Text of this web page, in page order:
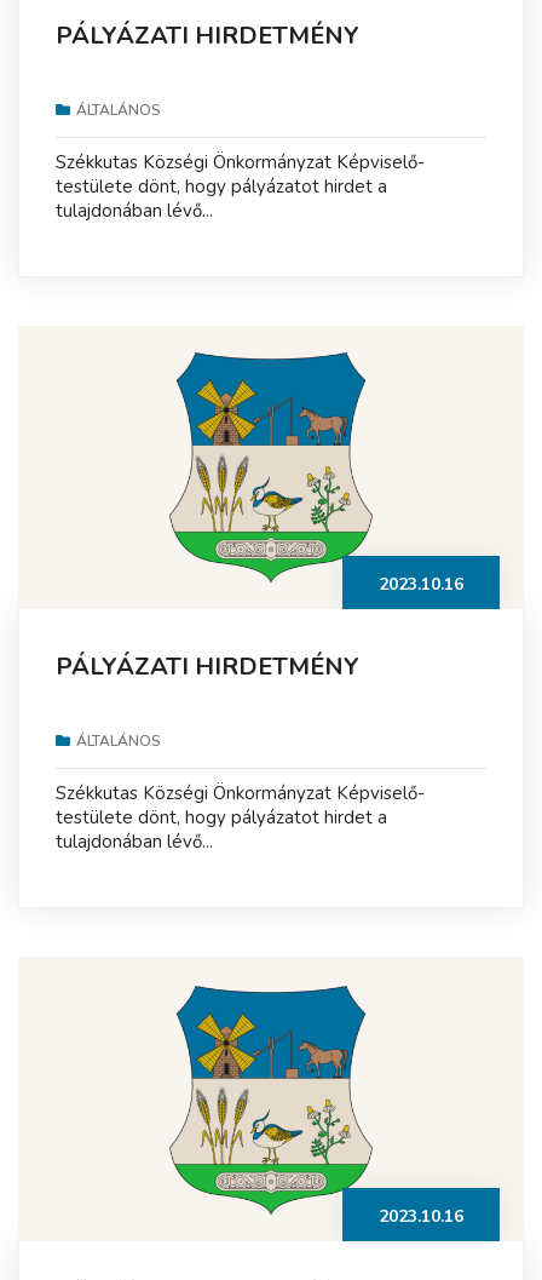
PÁLYÁZATI HIRDETMÉNY
ÁLTALÁNOS
Székkutas Községi Önkormányzat Képviselő-
testülete dönt, hogy pályázatot hirdet a
tulajdonában lévő...
2023.10.16
PÁLYÁZATI HIRDETMÉNY
ÁLTALÁNOS
Székkutas Községi Önkormányzat Képviselő-
testülete dönt, hogy pályázatot hirdet a
tulajdonában lévő...
2023.10.16